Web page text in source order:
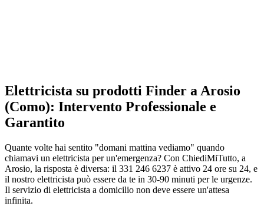
Elettricista su prodotti Finder a Arosio
(Como): Intervento Professionale e
Garantito
Quante volte hai sentito "domani mattina vediamo" quando
chiamavi un elettricista per un'emergenza? Con ChiediMiTutto, a
Arosio, la risposta è diversa: il 331 246 6237 è attivo 24 ore su 24, e
il nostro elettricista può essere da te in 30-90 minuti per le urgenze.
Il servizio di elettricista a domicilio non deve essere un'attesa
infinita.